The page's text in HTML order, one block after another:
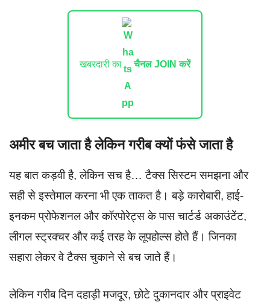
खबरदारी का चैनल JOIN करें
अमीर बच जाता है लेकिन गरीब क्यों फंसे जाता है
यह बात कड़वी है, लेकिन सच है… टैक्स सिस्टम समझना और
सही से इस्तेमाल करना भी एक ताकत है। बड़े कारोबारी, हाई-
इनकम प्रोफेशनल और कॉरपोरेट्स के पास चार्टर्ड अकाउंटेंट,
लीगल स्ट्रक्चर और कई तरह के लूपहोल्स होते हैं। जिनका
सहारा लेकर वे टैक्स चुकाने से बच जाते हैं।
लेकिन गरीब दिन दहाड़ी मजदूर, छोटे दुकानदार और प्राइवेट